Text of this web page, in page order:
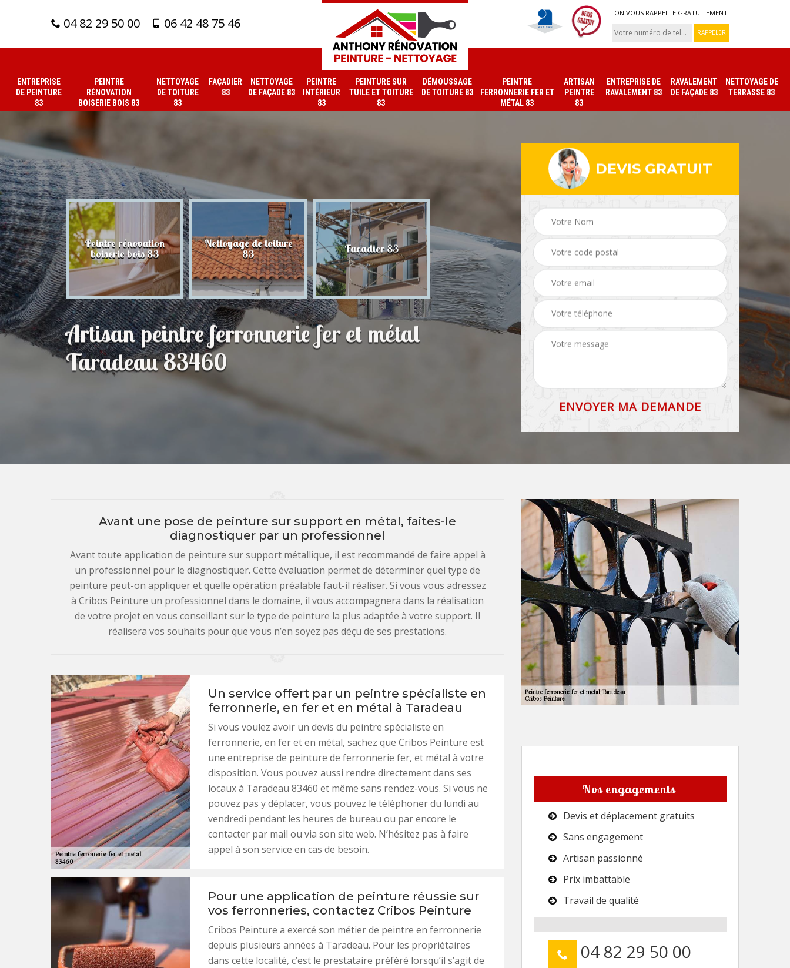
04 82 29 50 00 06 42 48 75 46
ON VOUS RAPPELLE GRATUITEMENT
ENTREPRISE
DE PEINTURE
83
PEINTRE
RÉNOVATION
BOISERIE BOIS 83
NETTOYAGE
DE TOITURE
83
FAÇADIER
83
NETTOYAGE
DE FAÇADE 83
PEINTRE
INTÉRIEUR
83
PEINTURE SUR
TUILE ET TOITURE
83
DÉMOUSSAGE
DE TOITURE 83
PEINTRE
FERRONNERIE FER ET
MÉTAL 83
ARTISAN
PEINTRE
83
ENTREPRISE DE
RAVALEMENT 83
RAVALEMENT
DE FAÇADE 83
NETTOYAGE DE
TERRASSE 83
peinture Peintre rénovation
boiserie bois 83
Nettoyage de toiture
83 Façadier 83 Nettoyage de façade
83 Peintre intérieur 83 Peinture sur tuile et
toiture 83
Artisan peintre ferronnerie fer et métal
Taradeau 83460
DEVIS GRATUIT
Avant une pose de peinture sur support en métal, faites-le
diagnostiquer par un professionnel
Avant toute application de peinture sur support métallique, il est recommandé de faire appel à
un professionnel pour le diagnostiquer. Cette évaluation permet de déterminer quel type de
peinture peut-on appliquer et quelle opération préalable faut-il réaliser. Si vous vous adressez
à Cribos Peinture un professionnel dans le domaine, il vous accompagnera dans la réalisation
de votre projet en vous conseillant sur le type de peinture la plus adaptée à votre support. Il
réalisera vos souhaits pour que vous n’en soyez pas déçu de ses prestations.
Un service offert par un peintre spécialiste en
ferronnerie, en fer et en métal à Taradeau
Si vous voulez avoir un devis du peintre spécialiste en
ferronnerie, en fer et en métal, sachez que Cribos Peinture est
une entreprise de peinture de ferronnerie fer, et métal à votre
disposition. Vous pouvez aussi rendre directement dans ses
locaux à Taradeau 83460 et même sans rendez-vous. Si vous ne
pouvez pas y déplacer, vous pouvez le téléphoner du lundi au
vendredi pendant les heures de bureau ou par encore le
contacter par mail ou via son site web. N’hésitez pas à faire
appel à son service en cas de besoin.
Pour une application de peinture réussie sur
vos ferronneries, contactez Cribos Peinture
Cribos Peinture a exercé son métier de peintre en ferronnerie
depuis plusieurs années à Taradeau. Pour les propriétaires
dans cette localité, c’est le prestataire préféré lorsqu’il s’agit de
Nos engagements
Devis et déplacement gratuits
Sans engagement
Artisan passionné
Prix imbattable
Travail de qualité
04 82 29 50 00